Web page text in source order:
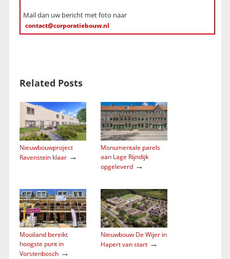
Mail dan uw bericht met foto naar
contact@corporatiebouw.nl
Related Posts
Nieuwbouwproject
Ravenstein klaar→
Monumentale parels
aan Lage Rijndijk
opgeleverd→
Mooiland bereikt
hoogste punt in
Vorstenbosch→
Nieuwbouw De Wijer in
Hapert van start→